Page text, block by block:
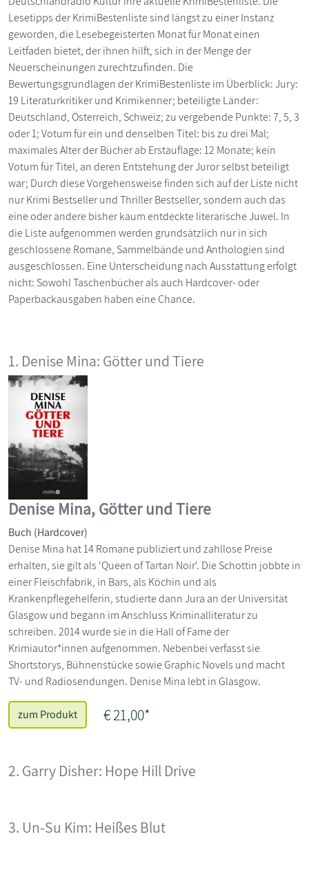
Lesetipps der KrimiBestenliste sind längst zu einer Instanz
geworden, die Lesebegeisterten Monat für Monat einen
Leitfaden bietet, der ihnen hilft, sich in der Menge der
Neuerscheinungen zurechtzufinden. Die
Bewertungsgrundlagen der KrimiBestenliste im Überblick: Jury:
19 Literaturkritiker und Krimikenner; beteiligte Länder:
Deutschland, Österreich, Schweiz; zu vergebende Punkte: 7, 5, 3
oder 1; Votum für ein und denselben Titel: bis zu drei Mal;
maximales Alter der Bücher ab Erstauflage: 12 Monate; kein
Votum für Titel, an deren Entstehung der Juror selbst beteiligt
war; Durch diese Vorgehensweise finden sich auf der Liste nicht
nur Krimi Bestseller und Thriller Bestseller, sondern auch das
eine oder andere bisher kaum entdeckte literarische Juwel. In
die Liste aufgenommen werden grundsätzlich nur in sich
geschlossene Romane, Sammelbände und Anthologien sind
ausgeschlossen. Eine Unterscheidung nach Ausstattung erfolgt
nicht: Sowohl Taschenbücher als auch Hardcover- oder
Paperbackausgaben haben eine Chance.
1. Denise Mina: Götter und Tiere
Denise Mina, Götter und Tiere
Buch (Hardcover)
Denise Mina hat 14 Romane publiziert und zahllose Preise
erhalten, sie gilt als 'Queen of Tartan Noir'. Die Schottin jobbte in
einer Fleischfabrik, in Bars, als Köchin und als
Krankenpflegehelferin, studierte dann Jura an der Universität
Glasgow und begann im Anschluss Kriminal­literatur zu
schreiben. 2014 wurde sie in die Hall of Fame der
Krimiautor*innen aufgenommen. Nebenbei verfasst sie
Shortstorys, Bühnenstücke sowie Graphic Novels und macht
TV- und Radiosendungen. Denise Mina lebt in Glasgow.
zum Produkt € 21,00*
2. Garry Disher: Hope Hill Drive
3. Un-Su Kim: Heißes Blut